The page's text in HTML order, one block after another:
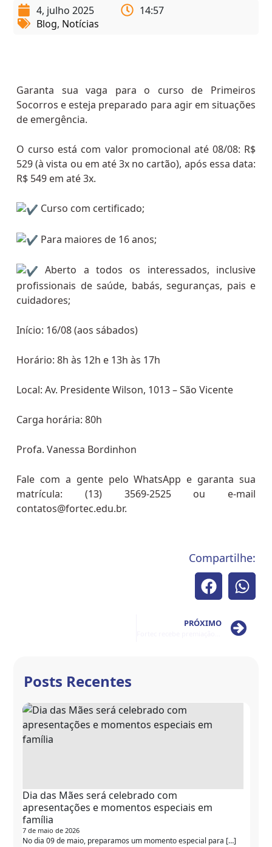
4, julho 2025
14:57
Blog, Notícias
Garanta sua vaga para o curso de Primeiros
Socorros e esteja preparado para agir em situações
de emergência.
O curso está com valor promocional até 08/08: R$
529 (à vista ou em até 3x no cartão), após essa data:
R$ 549 em até 3x.
Curso com certificado;
Para maiores de 16 anos;
Aberto a todos os interessados, inclusive
profissionais de saúde, babás, seguranças, pais e
cuidadores;
Início: 16/08 (aos sábados)
Horário: 8h às 12h e 13h às 17h
Local: Av. Presidente Wilson, 1013 – São Vicente
Carga horária: 80h
Profa. Vanessa Bordinhon
Fale com a gente pelo WhatsApp e garanta sua
matrícula: (13) 3569-2525 ou e-mail
contatos@fortec.edu.br.
Compartilhe:
PRÓXIMO
Posts Recentes
Dia das Mães será celebrado com
apresentações e momentos especiais em
família
7 de maio de 2026
No dia 09 de maio, preparamos um momento especial para […]